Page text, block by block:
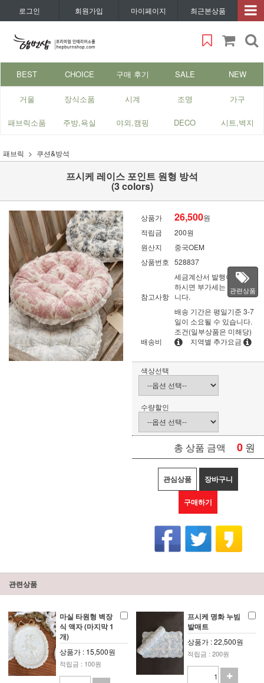
로그인 회원가입 마이페이지 최근본상품
BEST CHOICE 구매 후기 SALE NEW
거울 장식소품 시계 조명 가구
패브릭소품 주방,욕실 야외,캠핑 DECO 시트,벽지
패브릭 쿠션&방석
프시케 레이스 포인트 원형 방석
(3 colors)
상품가 26,500원
적립금
200원
원산지
중국OEM
상품번호 528837
참고사항
세금계산서 발행이 필요
하시면 부가세는 별도입
니다.
배송비
배송 기간은 평일기준 3-7
일이 소요될 수 있습니다.
조건(일부상품은 미해당)
지역별 추가요금
관련상품
색상선택
수량할인
총 상품 금액 0 원
관심상품 장바구니
구매하기
관련상품
마실 타원형 벽장
식 액자 (마지막 1
개)
상품가 : 15,500원
적립금 : 100원
프시케 명화 누빔
발매트
상품가 : 22,500원
적립금 : 200원